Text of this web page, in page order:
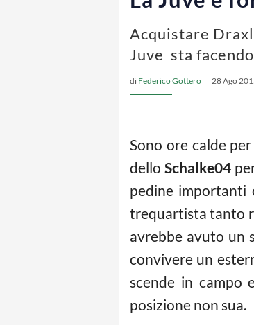
Acquistare
Juve sta
di Federico Gottero 28 Ago
Sono ore calde per
dello Schalke04
pedine importanti
trequartista tanto
avrebbe avuto un
convivere un
scende in campo
posizione non sua.